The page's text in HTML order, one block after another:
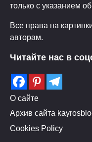
только с указанием
Все права на
авторам.
Читайте нас в
О сайте
Архив сайта
Cookies Policy